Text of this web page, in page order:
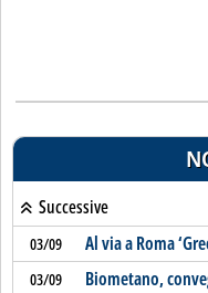
Successive
03/09 Al via a Roma
03/09 Biometano,